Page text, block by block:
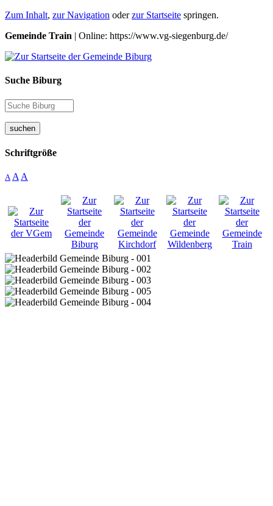
Zum Inhalt, zur Navigation oderzur Startseite springen.
Gemeinde Train | Online: https://www.vg-siegenburg.de/
Suche Biburg
suchen
Schriftgröße
A A A